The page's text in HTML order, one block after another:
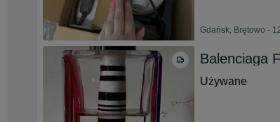
Gdańsk, Brętowo -
Balenciaga
Używane